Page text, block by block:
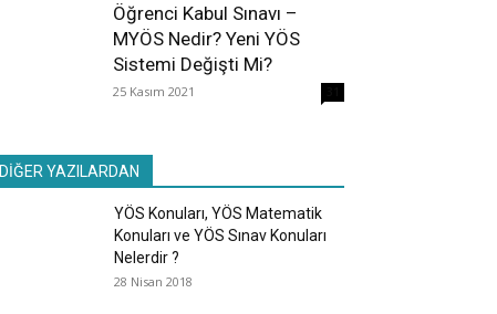
Öğrenci Kabul Sınavı –
MYÖS Nedir? Yeni YÖS
Sistemi Değişti Mi?
25 Kasım 2021
DİĞER YAZILARDAN
YÖS Konuları, YÖS Matematik
Konuları ve YÖS Sınav Konuları
Nelerdir ?
28 Nisan 2018